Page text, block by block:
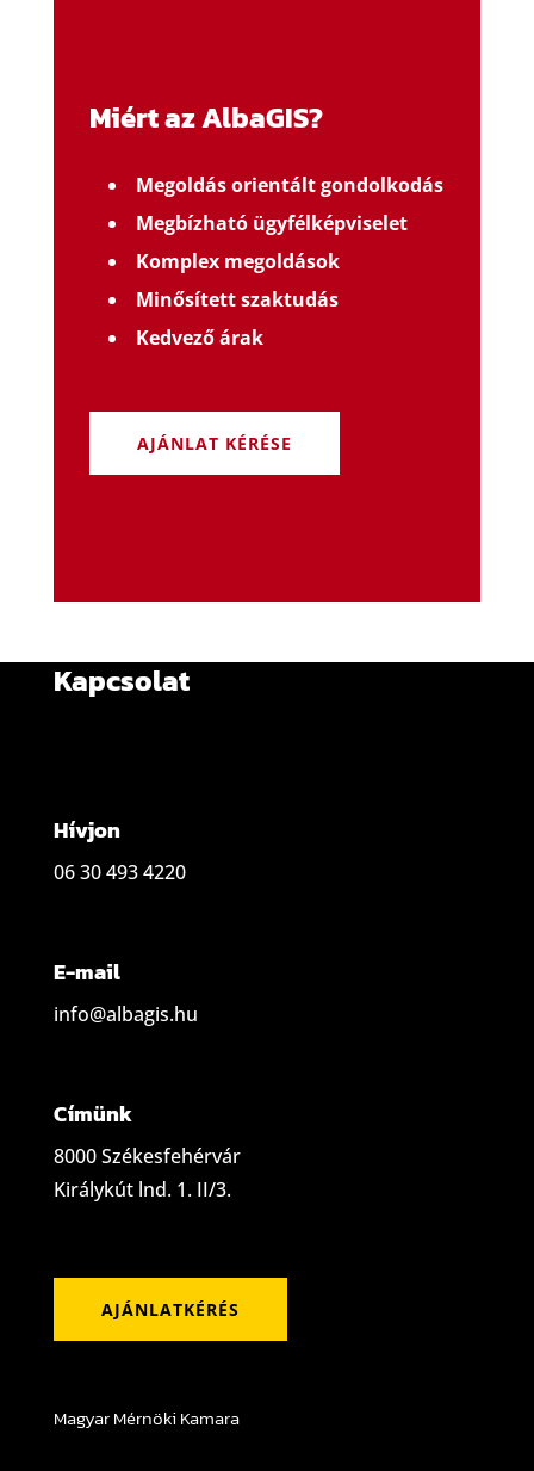
Miért az AlbaGIS?
Megoldás orientált gondolkodás
Megbízható ügyfélképviselet
Komplex megoldások
Minősített szaktudás
Kedvező árak
AJÁNLAT KÉRÉSE
Kapcsolat
Hívjon
06 30 493 4220
E-mail
info@albagis.hu
Címünk
8000 Székesfehérvár
Királykút lnd. 1. II/3.
AJÁNLATKÉRÉS
Magyar Mérnöki Kamara